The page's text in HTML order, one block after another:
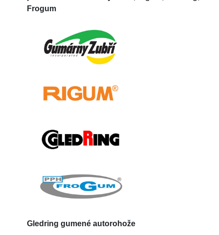
Frogum
Gledring gumené autorohože